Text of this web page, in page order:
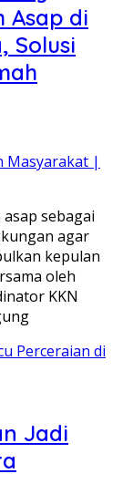
Asap di
Solusi
Masyarakat |
sebagai
agar
kepulan
oleh
KKN
Jadi